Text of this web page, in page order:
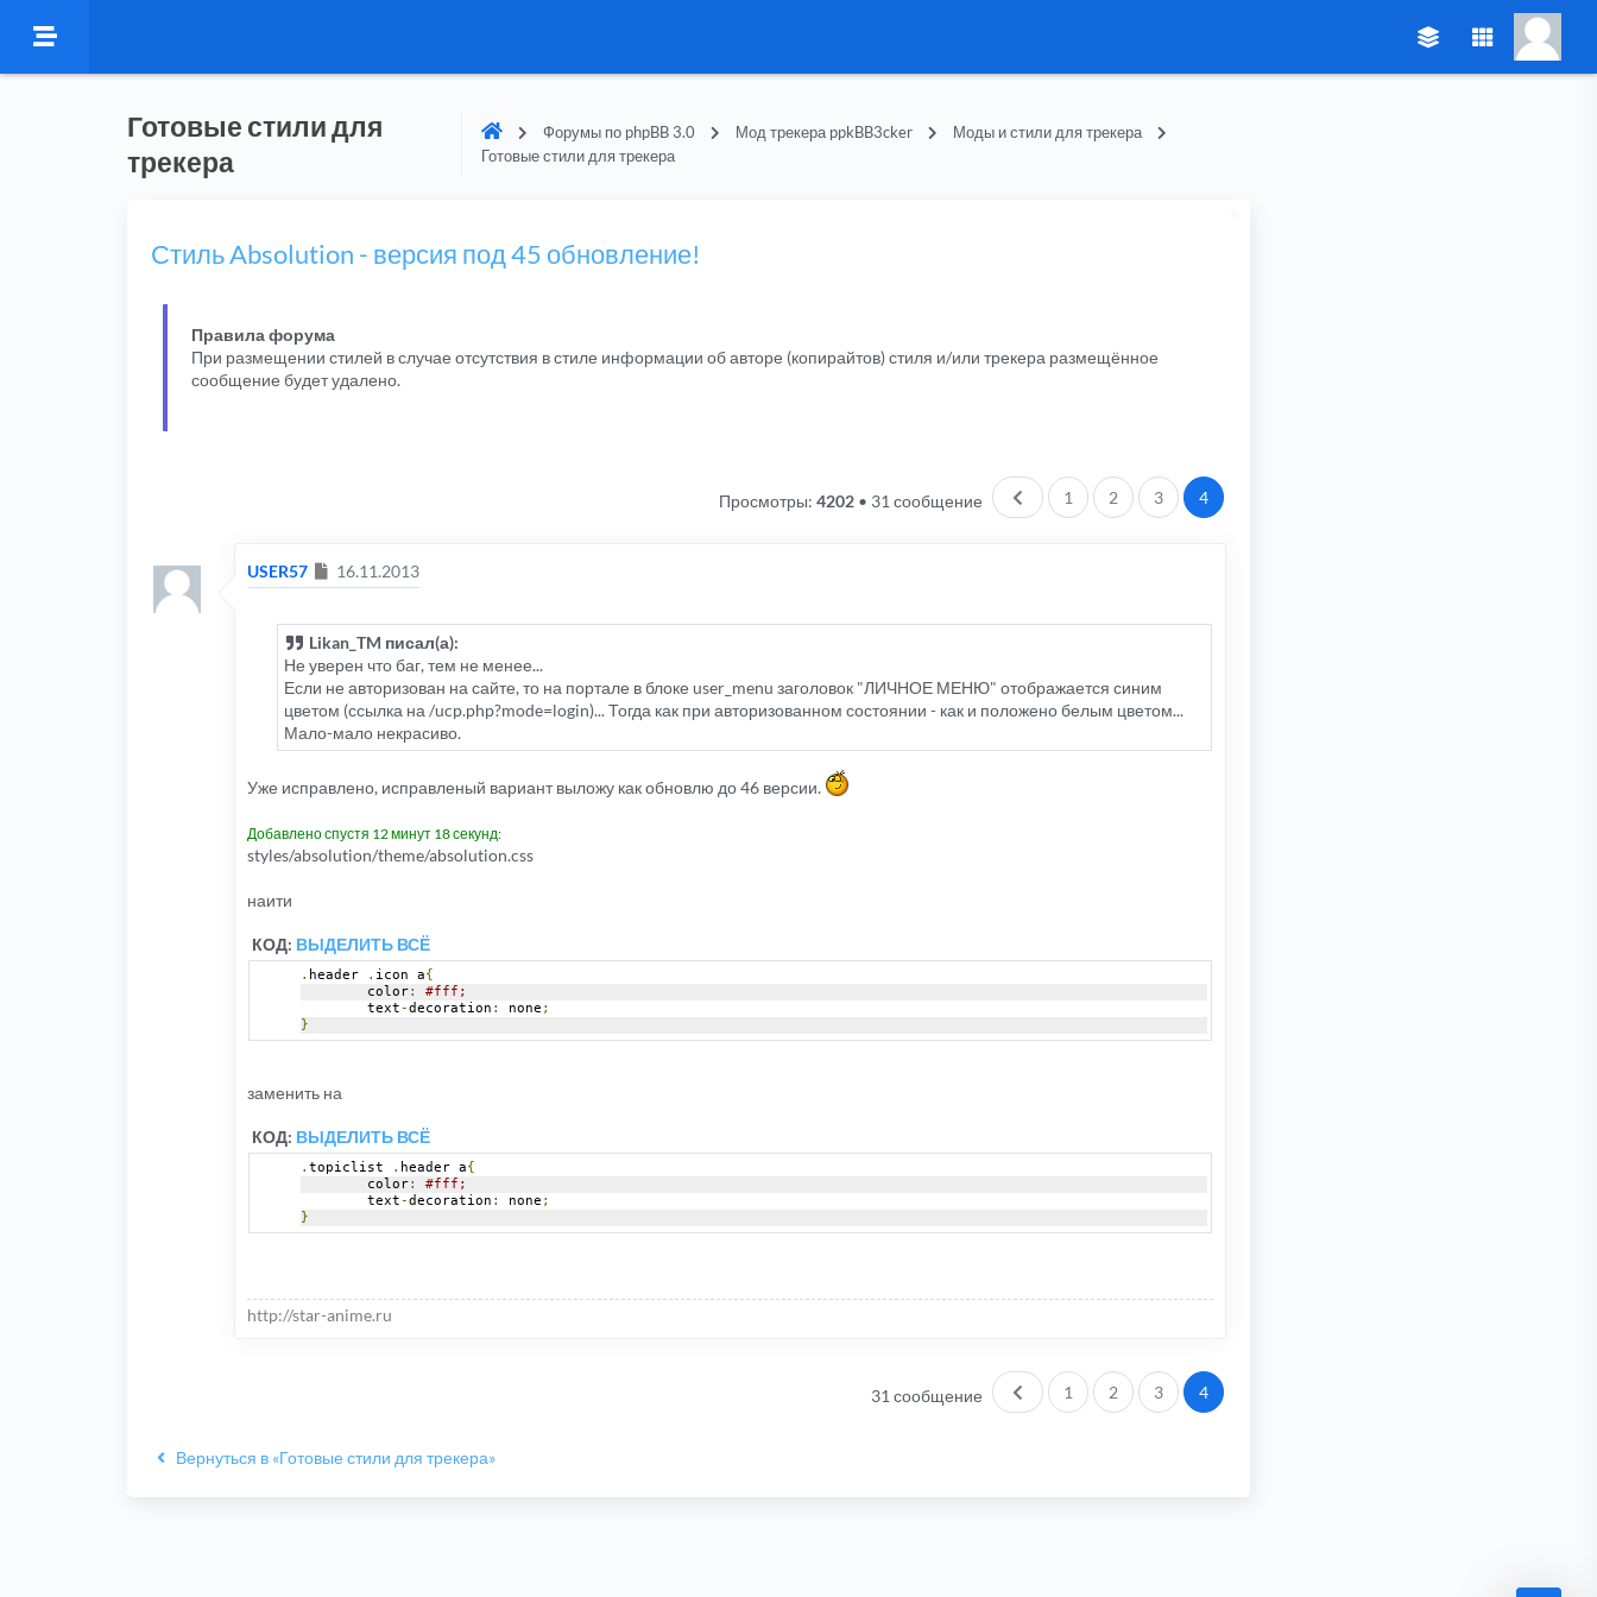
Готовые стили для
трекера
Форумы по phpBB 3.0 Мод трекера ppkBB3cker
Моды и стили для трекера
Готовые стили для трекера
Стиль Absolution - версия под 45 обновление!
Правила форума
При размещении стилей в случае отсутствия в стиле информации об авторе (копирайтов) стиля и/или трекера размещённое
сообщение будет удалено.
31 сообщение Пред.
1 2 3 4
Просмотры: 4202•
USER57 Сообщение
16.11.2013
Likan_TM писал(а):
Не уверен что баг, тем не менее...
Если не авторизован на сайте, то на портале в блоке user_menu заголовок "ЛИЧНОЕ МЕНЮ" отображается синим
цветом (ссылка на /ucp.php?mode=login)... Тогда как при авторизованном состоянии - как и положено белым цветом...
Мало-мало некрасиво.
Уже исправлено, исправленый вариант выложу как обновлю до 46 версии.
Добавлено спустя 12 минут 18 секунд:
styles/absolution/theme/absolution.css
наити
КОД: ВЫДЕЛИТЬ ВСЁ
. header . icon a{
	color
:
#fff;
	text
-decoration : none ;
}
заменить на
КОД: ВЫДЕЛИТЬ ВСЁ
. topiclist . header a{
	color
:
#fff;
	text
-decoration : none ;
}
http://star-anime.ru
31 сообщение Пред.
1 2 3 4
Вернуться в «Готовые стили для трекера»